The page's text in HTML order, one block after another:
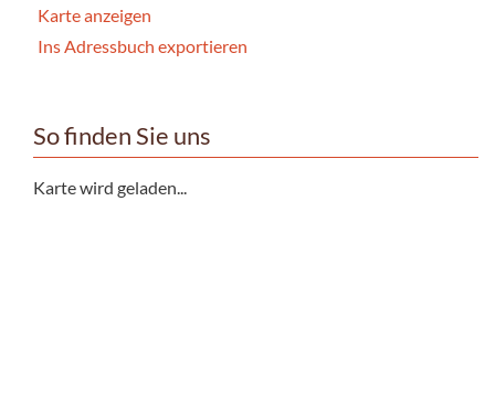
Karte anzeigen
Ins Adressbuch exportieren
So finden Sie uns
Karte wird geladen...